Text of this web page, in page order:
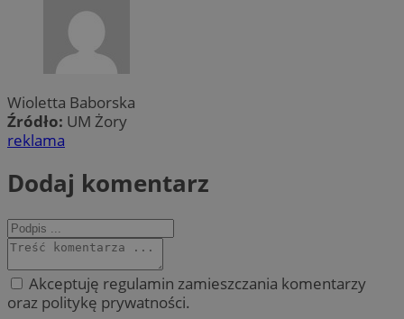
Wioletta Baborska
Źródło: UM Żory
reklama
Dodaj komentarz
Akceptuję regulamin zamieszczania komentarzy
oraz politykę prywatności.